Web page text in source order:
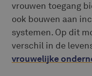
vrouwen toegang
ook bouwen aan
systemen. Op dit
verschil in de
vrouwelijke